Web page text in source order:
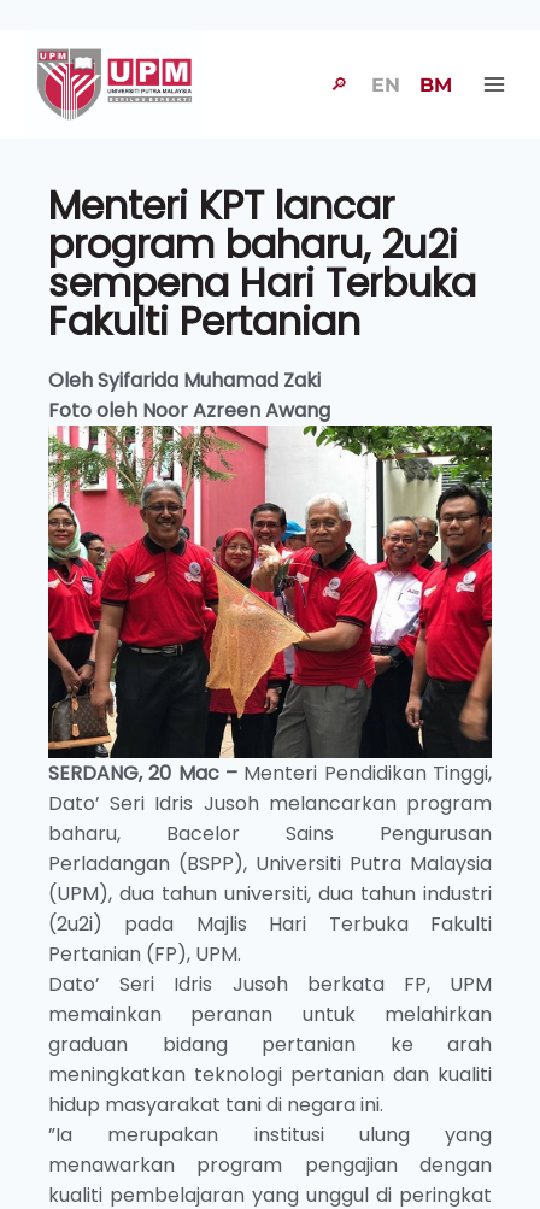
🔎 EN BM
Menteri KPT lancar
program baharu, 2u2i
sempena Hari Terbuka
Fakulti Pertanian
Oleh Syifarida Muhamad Zaki
Foto oleh Noor Azreen Awang
SERDANG, 20 Mac – Menteri Pendidikan Tinggi,
Dato’ Seri Idris Jusoh melancarkan program
baharu, Bacelor Sains Pengurusan
Perladangan (BSPP), Universiti Putra Malaysia
(UPM), dua tahun universiti, dua tahun industri
(2u2i) pada Majlis Hari Terbuka Fakulti
Pertanian (FP), UPM.
Dato’ Seri Idris Jusoh berkata FP, UPM
memainkan peranan untuk melahirkan
graduan bidang pertanian ke arah
meningkatkan teknologi pertanian dan kualiti
hidup masyarakat tani di negara ini.
”Ia merupakan institusi ulung yang
menawarkan program pengajian dengan
kualiti pembelajaran yang unggul di peringkat